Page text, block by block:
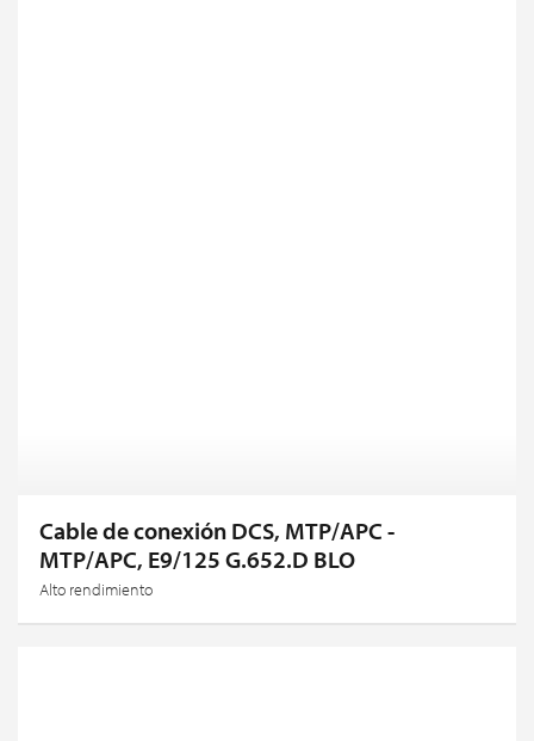
Cable de conexión DCS, MTP/APC -
MTP/APC, E9/125 G.652.D BLO
Alto rendimiento